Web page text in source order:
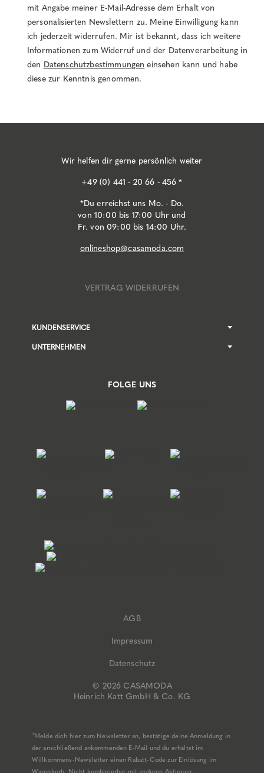
mit Angabe meiner E-Mail-Adresse dem Erhalt von
personalisierten Newslettern zu. Meine Einwilligung kann
ich jederzeit widerrufen. Mir ist bekannt, dass ich weitere
Informationen zum Widerruf und der Datenverarbeitung in
den Datenschutzbestimmungen einsehen kann und habe
diese zur Kenntnis genommen.
Wir helfen dir gerne persönlich weiter
+49 (0) 441 - 20 66 - 456 *
*Du erreichst uns Mo. - Do.
von 10:00 bis 17:00 Uhr und
Fr. von 09:00 bis 14:00 Uhr.
onlineshop@casamoda.com
VERTRAG WIDERRUFEN
KUNDENSERVICE
UNTERNEHMEN
FOLGE UNS
© 2026 CASAMODA
Heinrich Katt GmbH & Co. KG
AGB
Impressum
Datenschutz
¹Melde dich hier zum Newsletter an, bestätige deine Anmeldung in
der anschließend ankommenden E-Mail und du erhältst im
Willkommens-Newsletter einen Rabatt-Code zur Einlösung im
Warenkorb. Nicht kombinierbar mit anderen Aktionen,